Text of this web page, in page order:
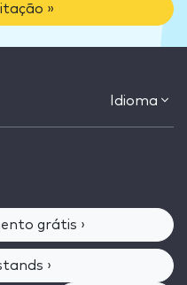
»
Idioma
grátis ›
›